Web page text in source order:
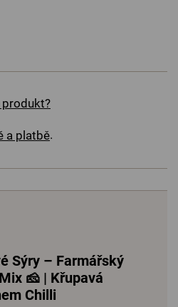
a platbě.
Sýry – Farmářský
🧀 | Křupavá
Chilli